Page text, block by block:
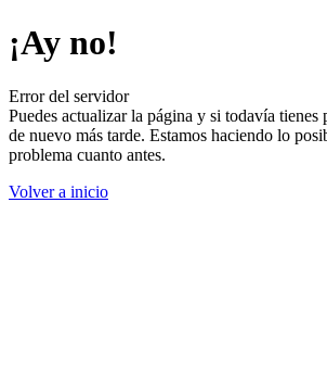
¡Ay no!
Error del servidor
Puedes actualizar la página y si todavía tienes
de nuevo más tarde. Estamos haciendo lo
problema cuanto antes.
Volver a inicio